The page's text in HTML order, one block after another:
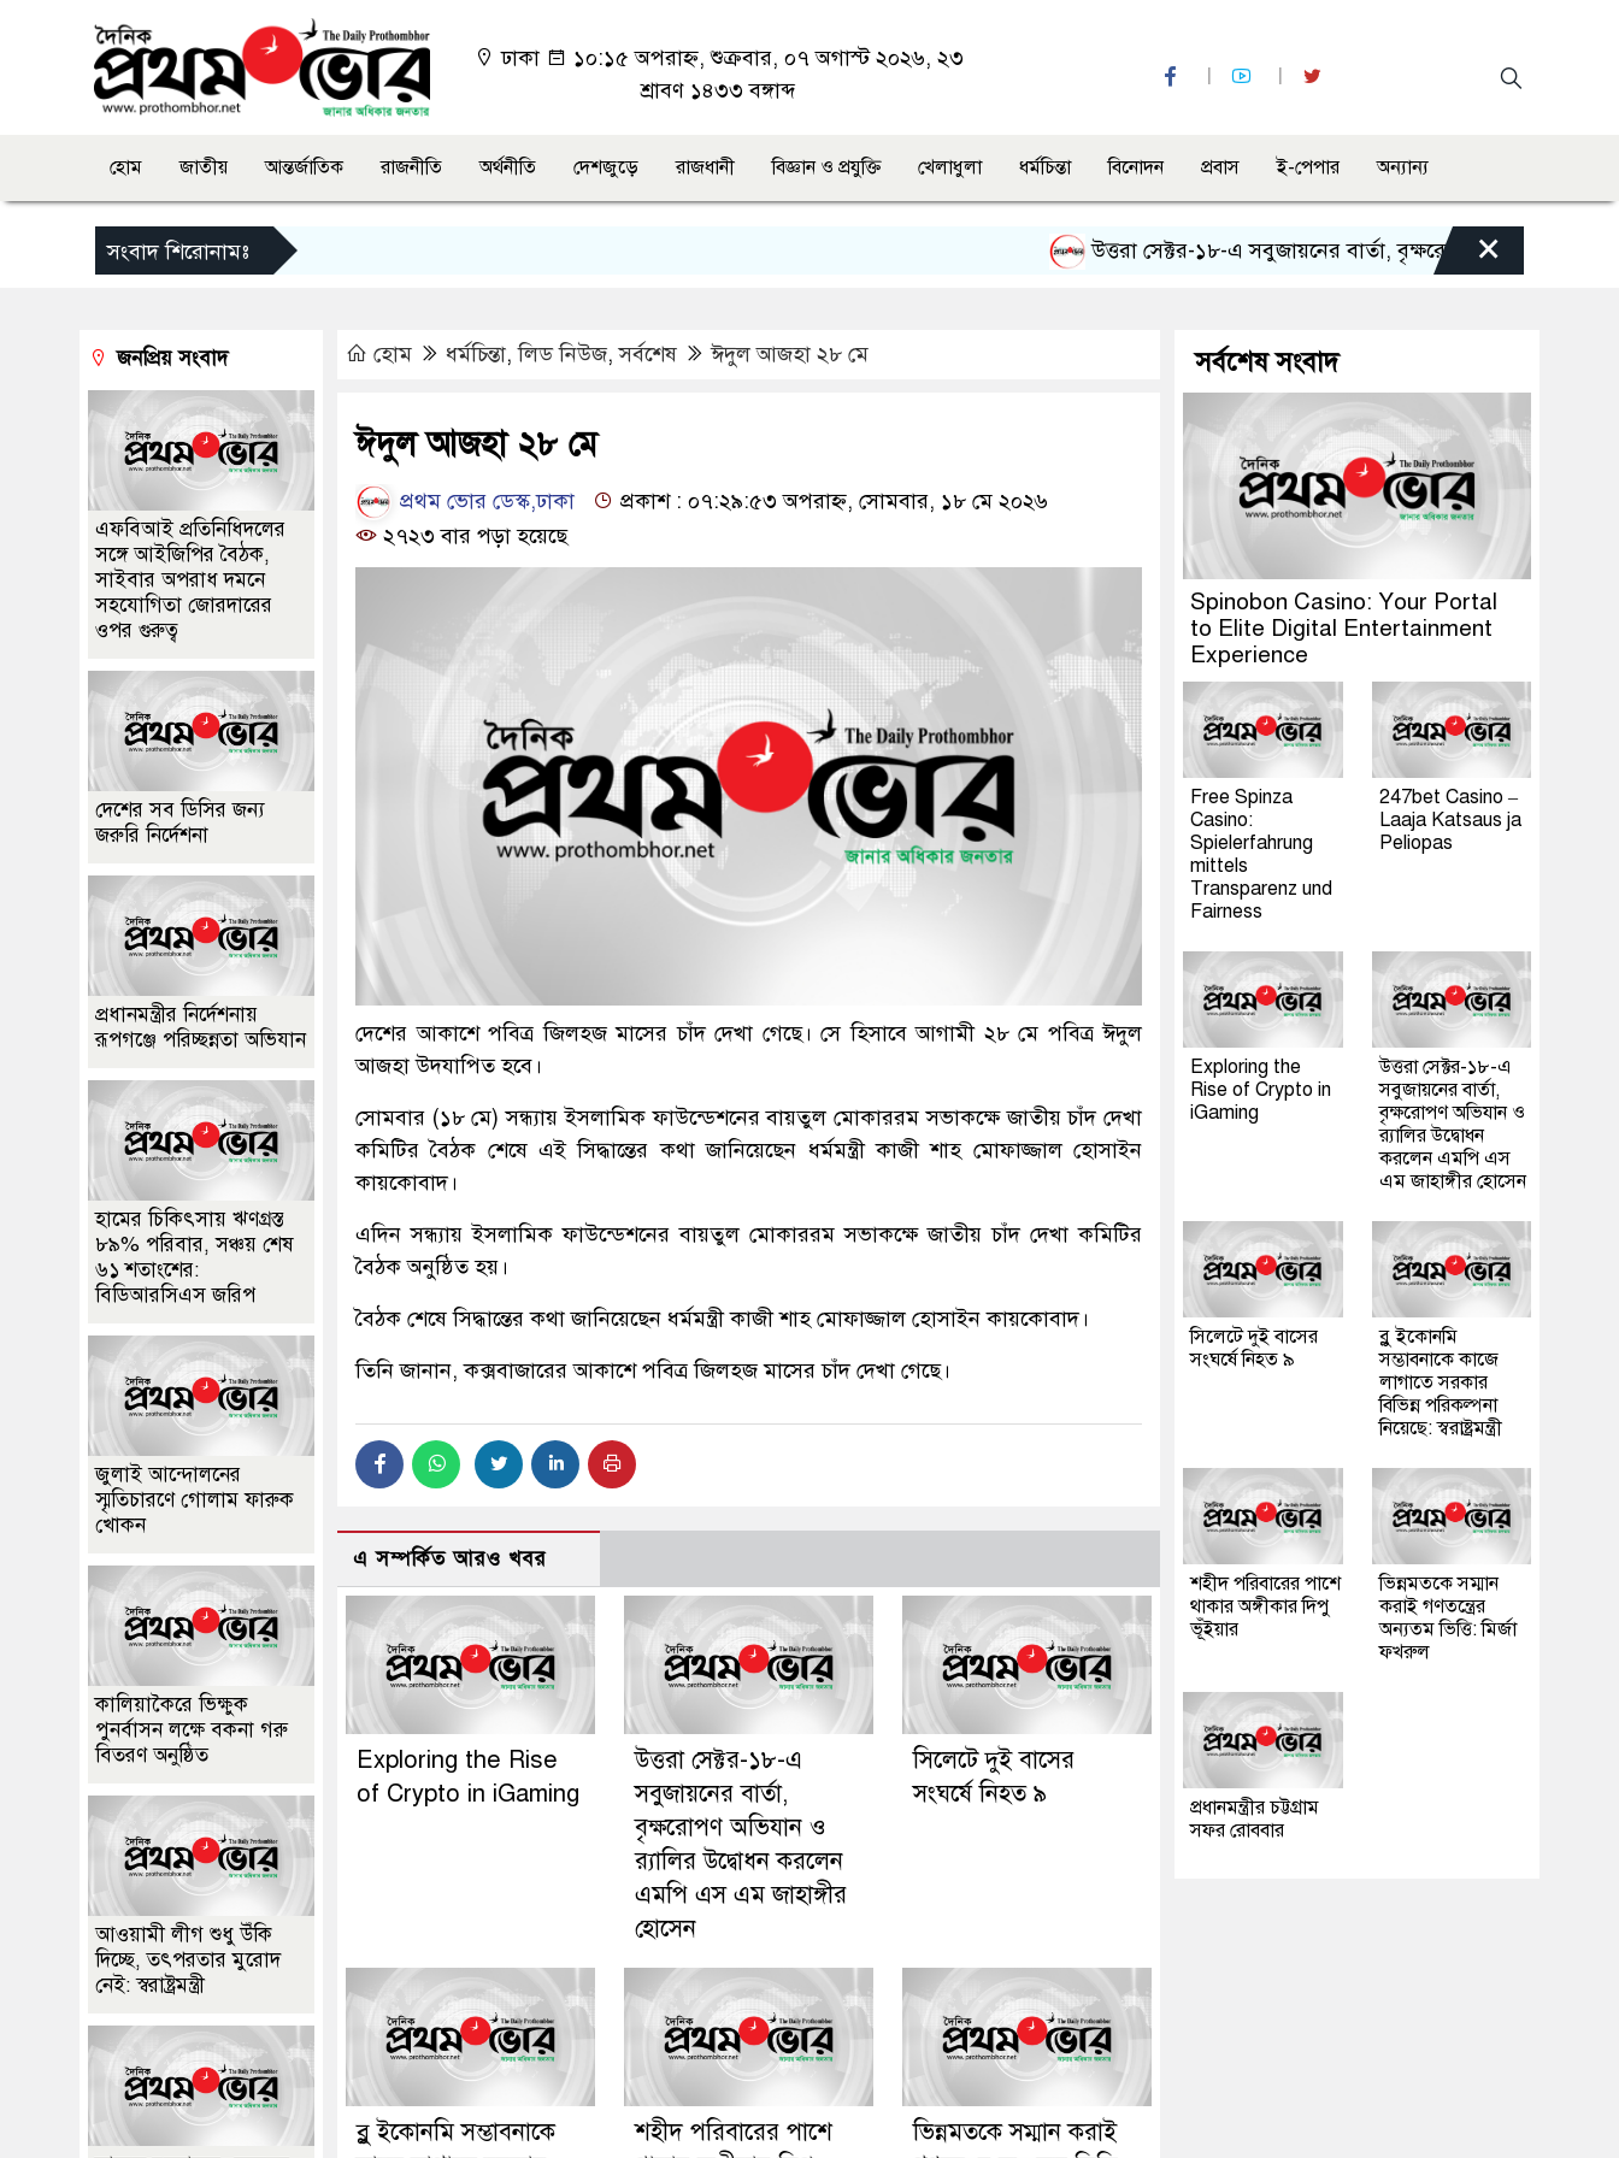
ঢাকা
১০:১৫ অপরাহ্ন, শুক্রবার, ০৭ অগাস্ট ২০২৬, ২৩
শ্রাবণ ১৪৩৩ বঙ্গাব্দ
হোম জাতীয় আন্তর্জাতিক রাজনীতি অর্থনীতি দেশজুড়ে রাজধানী বিজ্ঞান ও প্রযুক্তি খেলাধুলা ধর্মচিন্তা বিনোদন প্রবাস ই-পেপার অন্যান্য
সংবাদ শিরোনামঃ উত্তরা সেক্টর-১৮-এ সবুজায়নের বার্তা, বৃক্ষরোপণ অভিযান ও র‍্যালির
×
হোম ধর্মচিন্তা,লিড নিউজ,সর্বশেষ ঈদুল আজহা ২৮ মে
ঈদুল আজহা ২৮ মে
প্রথম ভোর ডেস্ক,ঢাকা
প্রকাশ : ০৭:২৯:৫৩ অপরাহ্ন, সোমবার, ১৮ মে ২০২৬
২৭২৩ বার পড়া হয়েছে
দেশের আকাশে পবিত্র জিলহজ মাসের চাঁদ দেখা গেছে। সে হিসাবে আগামী ২৮ মে পবিত্র ঈদুল
আজহা উদযাপিত হবে।
সোমবার (১৮ মে) সন্ধ্যায় ইসলামিক ফাউন্ডেশনের বায়তুল মোকাররম সভাকক্ষে জাতীয় চাঁদ দেখা
কমিটির বৈঠক শেষে এই সিদ্ধান্তের কথা জানিয়েছেন ধর্মমন্ত্রী কাজী শাহ মোফাজ্জাল হোসাইন
কায়কোবাদ।
এদিন সন্ধ্যায় ইসলামিক ফাউন্ডেশনের বায়তুল মোকাররম সভাকক্ষে জাতীয় চাঁদ দেখা কমিটির
বৈঠক অনুষ্ঠিত হয়।
বৈঠক শেষে সিদ্ধান্তের কথা জানিয়েছেন ধর্মমন্ত্রী কাজী শাহ মোফাজ্জাল হোসাইন কায়কোবাদ।
তিনি জানান, কক্সবাজারের আকাশে পবিত্র জিলহজ মাসের চাঁদ দেখা গেছে।
এ সম্পর্কিত আরও খবর
Exploring the Rise
of Crypto in iGaming
উত্তরা সেক্টর-১৮-এ
সবুজায়নের বার্তা,
বৃক্ষরোপণ অভিযান ও
র‍্যালির উদ্বোধন করলেন
এমপি এস এম জাহাঙ্গীর
হোসেন
সিলেটে দুই বাসের
সংঘর্ষে নিহত ৯
ব্লু ইকোনমি সম্ভাবনাকে
শহীদ পরিবারের পাশে
ভিন্নমতকে সম্মান করাই
জনপ্রিয় সংবাদ
এফবিআই প্রতিনিধিদলের
সঙ্গে আইজিপির বৈঠক,
সাইবার অপরাধ দমনে
সহযোগিতা জোরদারের
ওপর গুরুত্ব
দেশের সব ডিসির জন্য
জরুরি নির্দেশনা
প্রধানমন্ত্রীর নির্দেশনায়
রূপগঞ্জে পরিচ্ছন্নতা অভিযান
হামের চিকিৎসায় ঋণগ্রস্ত
৮৯% পরিবার, সঞ্চয় শেষ
৬১ শতাংশের:
বিডিআরসিএস জরিপ
জুলাই আন্দোলনের
স্মৃতিচারণে গোলাম ফারুক
খোকন
কালিয়াকৈরে ভিক্ষুক
পুনর্বাসন লক্ষে বকনা গরু
বিতরণ অনুষ্ঠিত
আওয়ামী লীগ শুধু উঁকি
দিচ্ছে, তৎপরতার মুরোদ
নেই: স্বরাষ্ট্রমন্ত্রী
সর্বশেষ সংবাদ
Spinobon Casino: Your Portal
to Elite Digital Entertainment
Experience
Free Spinza
Casino:
Spielerfahrung
mittels
Transparenz und
Fairness
247bet Casino –
Laaja Katsaus ja
Peliopas
Exploring the
Rise of Crypto in
iGaming
উত্তরা সেক্টর-১৮-এ
সবুজায়নের বার্তা,
বৃক্ষরোপণ অভিযান ও
র‍্যালির উদ্বোধন
করলেন এমপি এস
এম জাহাঙ্গীর হোসেন
সিলেটে দুই বাসের
সংঘর্ষে নিহত ৯
ব্লু ইকোনমি
সম্ভাবনাকে কাজে
লাগাতে সরকার
বিভিন্ন পরিকল্পনা
নিয়েছে: স্বরাষ্ট্রমন্ত্রী
শহীদ পরিবারের পাশে
থাকার অঙ্গীকার দিপু
ভূঁইয়ার
ভিন্নমতকে সম্মান
করাই গণতন্ত্রের
অন্যতম ভিত্তি: মির্জা
ফখরুল
প্রধানমন্ত্রীর চট্টগ্রাম
সফর রোববার